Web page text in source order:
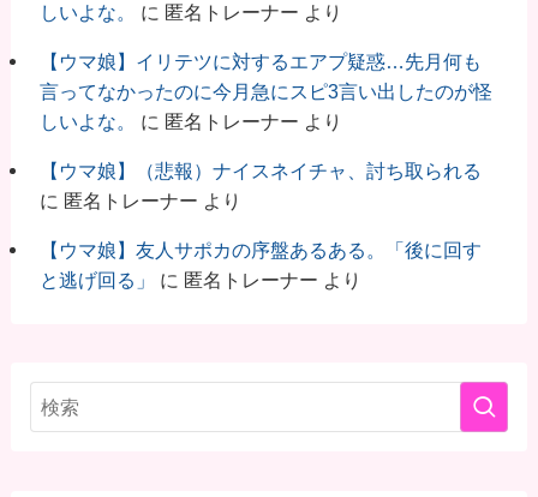
しいよな。
に 匿名トレーナー より
【ウマ娘】イリテツに対するエアプ疑惑…先月何も
言ってなかったのに今月急にスピ3言い出したのが怪
しいよな。
に 匿名トレーナー より
【ウマ娘】（悲報）ナイスネイチャ、討ち取られる
に 匿名トレーナー より
【ウマ娘】友人サポカの序盤あるある。「後に回す
と逃げ回る」
に 匿名トレーナー より